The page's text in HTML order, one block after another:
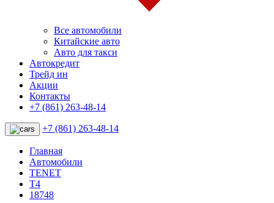
Все автомобили
Китайские авто
Авто для такси
Автокредит
Трейд ин
Акции
Контакты
+7 (861) 263-48-14
+7 (861) 263-48-14
Главная
Автомобили
TENET
T4
18748